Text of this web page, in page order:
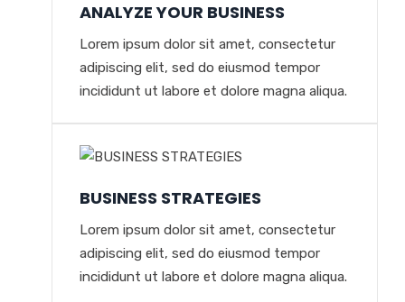
ANALYZE YOUR BUSINESS
Lorem ipsum dolor sit amet, consectetur
adipiscing elit, sed do eiusmod tempor
incididunt ut labore et dolore magna aliqua.
BUSINESS STRATEGIES
Lorem ipsum dolor sit amet, consectetur
adipiscing elit, sed do eiusmod tempor
incididunt ut labore et dolore magna aliqua.